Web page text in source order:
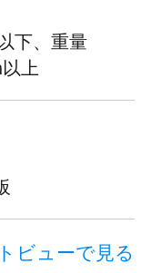
下、重量
上
ビューで見る